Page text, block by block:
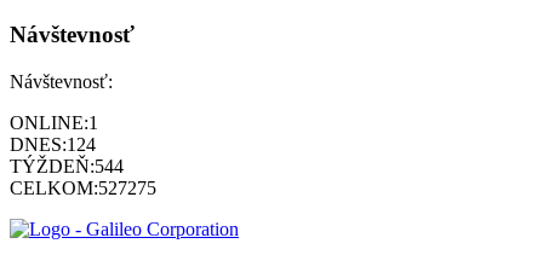
Návštevnosť
Návštevnosť:
ONLINE:1
DNES:124
TÝŽDEŇ:544
CELKOM:527275